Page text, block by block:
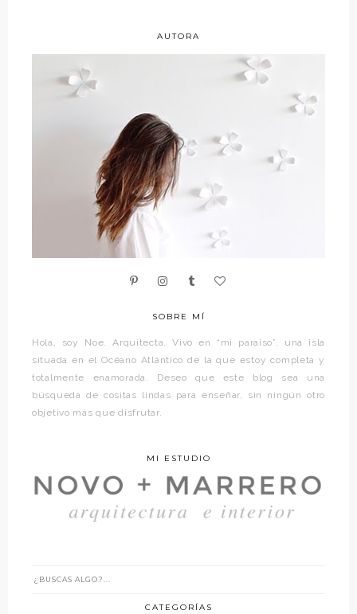
AUTORA
SOBRE MÍ
Hola, soy Noe. Arquitecta. Vivo en “mi paraíso”, una isla
situada en el Océano Atlántico de la que estoy completa y
totalmente enamorada. Deseo que este blog sea una
búsqueda de cositas lindas para enseñar, sin ningún otro
objetivo más que disfrutar.
MI ESTUDIO
CATEGORÍAS